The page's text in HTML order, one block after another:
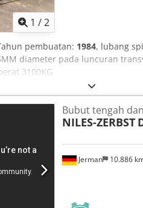
1 /2
pembuatan: 1984, lubang
diameter pada luncuran
3100KG
Jerman 10.886
Bubut tengah
NILES-ZERBST